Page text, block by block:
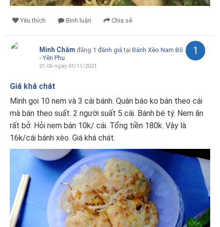
Yêu thích Bình luận Chia sẻ
Minh Châm đăng 1 đánh giá tại Bánh Xèo Nam Bộ
- Yên Phụ
01:06 ngày 01/11/2021
1
Giá khá chát
Mình gọi 10 nem và 3 cái bánh. Quán báo ko bán theo cái
mà bán theo suất. 2 người suất 5 cái. Bánh bé tý. Nem ăn
rất bở. Hỏi nem bán 10k/ cái. Tổng tiền 180k. Vậy là
16k/cái bánh xèo. Giá khá chát.